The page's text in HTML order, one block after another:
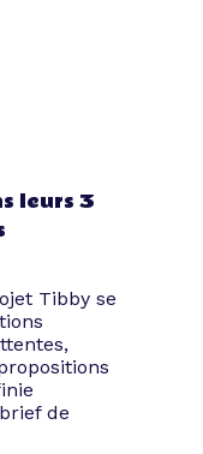
leurs 3
Tibby se
de